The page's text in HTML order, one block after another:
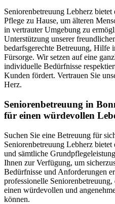
Seniorenbetreuung Lebherz
Pflege zu Hause, um älteren
in vertrauter Umgebung zu
Unterstützung unserer
bedarfsgerechte Betreuung, Hilfe
Fürsorge. Wir setzen auf eine
individuelle Bedürfnisse
Kunden fördert. Vertrauen Sie
Herz.
Senioren­betreuung in
für einen würdevollen
Suchen Sie eine Betreuung für
Seniorenbetreuung Lebherz
und sämtliche
Ihnen zur Verfügung, um
Bedürfnisse und Anforderungen
professionelle
einen würdevollen und
können.